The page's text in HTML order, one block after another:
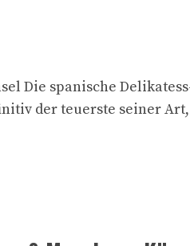
Die spanische
der teuerste seiner